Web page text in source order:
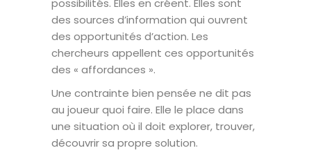
des sources d’information qui ouvrent
des opportunités d’action. Les
chercheurs appellent ces opportunités
des « affordances ».
Une contrainte bien pensée ne dit pas
au joueur quoi faire. Elle le place dans
une situation où il doit explorer, trouver,
découvrir sa propre solution.